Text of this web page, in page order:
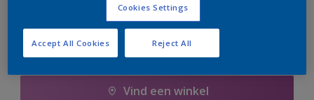
Boodschappenlijst
Vind een winkel
Cookies Settings
Reject All
Accept All Cookies